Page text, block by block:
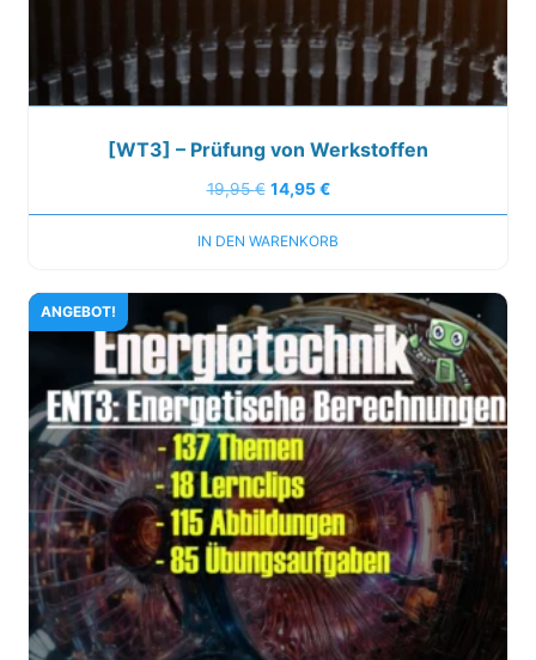
[WT3] – Prüfung von Werkstoffen
19,95€ 14,95€
IN DEN WARENKORB
ANGEBOT!